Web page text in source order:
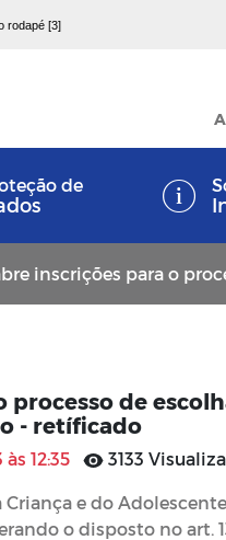
rodapé [3]
de
para o processo de escolha dos
processo de
- retíficado
12:35 3133
e do
o disposto no art.